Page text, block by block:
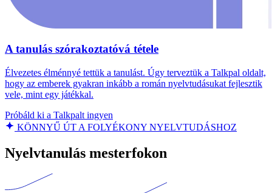
A tanulás szórakoztatóvá tétele
Élvezetes élménnyé tettük a tanulást. Úgy terveztük a Talkpal oldalt,
hogy az emberek gyakran inkább a román nyelvtudásukat fejlesztik
vele, mint egy játékkal.
Próbáld ki a Talkpalt ingyen
KÖNNYŰ ÚT A FOLYÉKONY NYELVTUDÁSHOZ
Nyelvtanulás mesterfokon